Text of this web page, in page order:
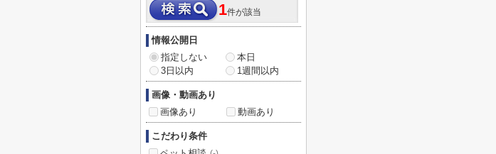
1件が該当
情報公開日
指定しない
本日
3日以内
1週間以内
画像・動画あり
画像あり
動画あり
こだわり条件